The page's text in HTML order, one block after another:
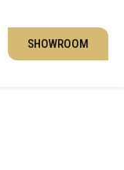
SHOWROOM